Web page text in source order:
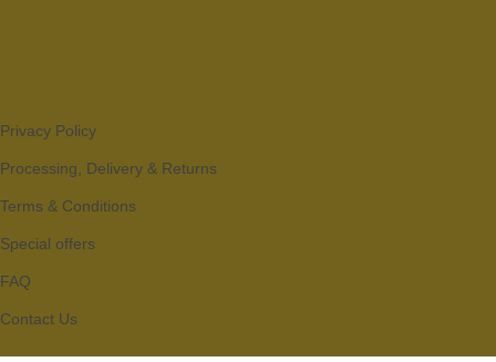
Privacy Policy
Processing, Delivery & Returns
Terms & Conditions
Special offers
FAQ
Contact Us